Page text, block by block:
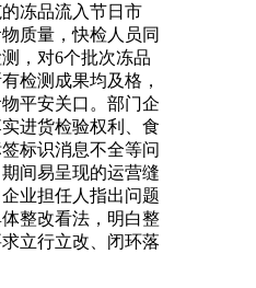
冻品流入节日市
质量，快检人员同
，对6个批次冻品
检测成果均及格，
平安关口。部门企
进货检验权利、食
标识消息不全等问
间易呈现的运营缝
业担任人指出问题
整改看法，明白整
立行立改、闭环落